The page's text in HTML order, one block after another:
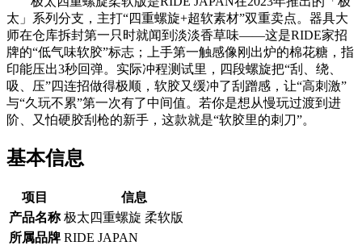
太」系列分支，主打“四重螺旋+超软素材”双重卖点。器具大
师在仓库拆封第一只时就闻到淡淡香草味——这是RIDE家招
牌的“低气味软胶”标志；上手第一触感像刚出炉的棉花糖，指
印能压出3秒回弹。实际冲程测试里，四段螺旋把“刮、绕、
吸、压”四连招做得极顺，软胶又缓冲了刮蹭感，让“高刺激”
与“久玩不累”第一次有了中间值。若你是想从慢玩过渡到进
阶、又怕硬胶刮枪的新手，这款就是“软胶里的刺刀”。
基本信息
项目
信息
产品名称 极太四重螺旋 柔软版
所属品牌 RIDE JAPAN